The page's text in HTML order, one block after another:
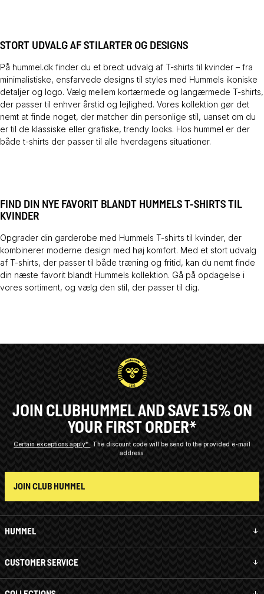
STORT UDVALG AF STILARTER OG DESIGNS
På hummel.dk finder du et bredt udvalg af T-shirts til kvinder – fra
minimalistiske, ensfarvede designs til styles med Hummels ikoniske
detaljer og logo. Vælg mellem kortærmede og langærmede T-shirts,
der passer til enhver årstid og lejlighed. Vores kollektion gør det
nemt at finde noget, der matcher din personlige stil, uanset om du
er til de klassiske eller grafiske, trendy looks. Hos hummel er der
både t-shirts der passer til alle hverdagens situationer.
FIND DIN NYE FAVORIT BLANDT HUMMELS T-SHIRTS TIL
KVINDER
Opgrader din garderobe med Hummels T-shirts til kvinder, der
kombinerer moderne design med høj komfort. Med et stort udvalg
af T-shirts, der passer til både træning og fritid, kan du nemt finde
din næste favorit blandt Hummels kollektion. Gå på opdagelse i
vores sortiment, og vælg den stil, der passer til dig.
HUMMEL
CUSTOMER SERVICE
JOIN CLUBHUMMEL AND SAVE 15% ON
YOUR FIRST ORDER*
Certain exceptions apply*
The discount code will be send to the provided e-mail
address.
JOIN CLUB HUMMEL